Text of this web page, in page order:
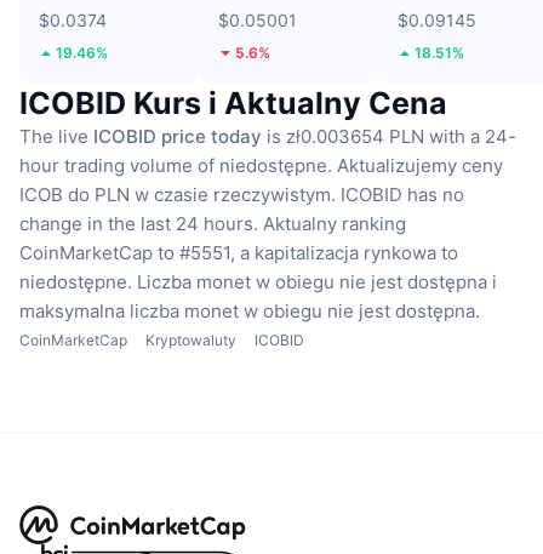
$0.0374
19.46%
$0.05001
5.6%
$0.09145
18.51%
ICOBID Kurs i Aktualny Cena
The live ICOBID price today is zł0.003654 PLN with a 24-
hour trading volume of niedostępne. Aktualizujemy ceny
ICOB do PLN w czasie rzeczywistym. ICOBID has no
change in the last 24 hours. Aktualny ranking
CoinMarketCap to #5551, a kapitalizacja rynkowa to
niedostępne. Liczba monet w obiegu nie jest dostępna i
maksymalna liczba monet w obiegu nie jest dostępna.
CoinMarketCap Kryptowaluty ICOBID